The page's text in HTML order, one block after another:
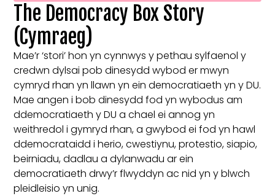
The Democracy Box Story
(Cymraeg)
Mae’r ‘stori’ hon yn cynnwys y pethau sylfaenol y
credwn dylsai pob dinesydd wybod er mwyn
cymryd rhan yn llawn yn ein democratiaeth yn y DU.
Mae angen i bob dinesydd fod yn wybodus am
ddemocratiaeth y DU a chael ei annog yn
weithredol i gymryd rhan, a gwybod ei fod yn hawl
ddemocrataidd i herio, cwestiynu, protestio, siapio,
beirniadu, dadlau a dylanwadu ar ein
democratiaeth drwy’r flwyddyn ac nid yn y blwch
pleidleisio yn unig.